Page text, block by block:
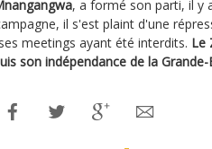
, a formé son parti, il y
il s'est plaint d'une
meetings ayant été interdits. Le
son indépendance de la